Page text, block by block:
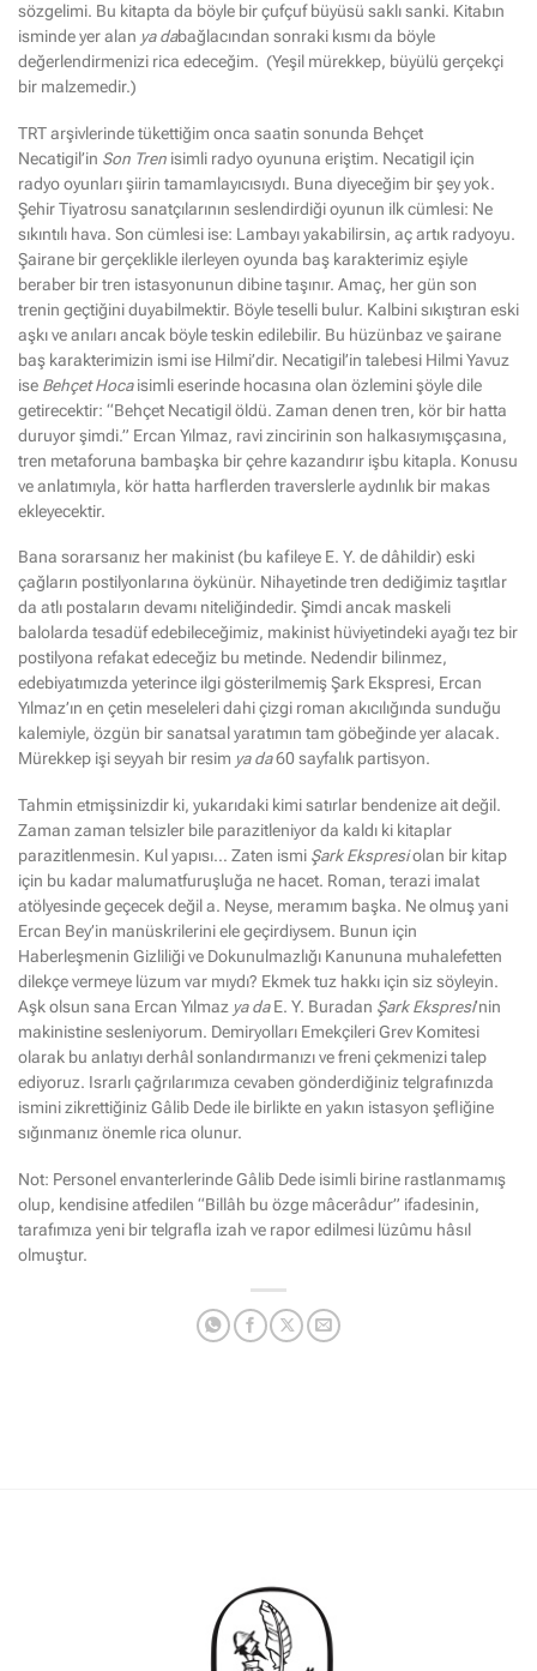
sözgelimi. Bu kitapta da böyle bir çufçuf büyüsü saklı sanki. Kitabın
isminde yer alan ya dabağlacından sonraki kısmı da böyle
değerlendirmenizi rica edeceğim. (Yeşil mürekkep, büyülü gerçekçi
bir malzemedir.)
TRT arşivlerinde tükettiğim onca saatin sonunda Behçet
Necatigil’in Son Tren isimli radyo oyununa eriştim. Necatigil için
radyo oyunları şiirin tamamlayıcısıydı. Buna diyeceğim bir şey yok.
Şehir Tiyatrosu sanatçılarının seslendirdiği oyunun ilk cümlesi: Ne
sıkıntılı hava. Son cümlesi ise: Lambayı yakabilirsin, aç artık radyoyu.
Şairane bir gerçeklikle ilerleyen oyunda baş karakterimiz eşiyle
beraber bir tren istasyonunun dibine taşınır. Amaç, her gün son
trenin geçtiğini duyabilmektir. Böyle teselli bulur. Kalbini sıkıştıran eski
aşkı ve anıları ancak böyle teskin edilebilir. Bu hüzünbaz ve şairane
baş karakterimizin ismi ise Hilmi’dir. Necatigil’in talebesi Hilmi Yavuz
ise Behçet Hocaisimli eserinde hocasına olan özlemini şöyle dile
getirecektir: “Behçet Necatigil öldü. Zaman denen tren, kör bir hatta
duruyor şimdi.” Ercan Yılmaz, ravi zincirinin son halkasıymışçasına,
tren metaforuna bambaşka bir çehre kazandırır işbu kitapla. Konusu
ve anlatımıyla, kör hatta harflerden traverslerle aydınlık bir makas
ekleyecektir.
Bana sorarsanız her makinist (bu kafileye E. Y. de dâhildir) eski
çağların postilyonlarına öykünür. Nihayetinde tren dediğimiz taşıtlar
da atlı postaların devamı niteliğindedir. Şimdi ancak maskeli
balolarda tesadüf edebileceğimiz, makinist hüviyetindeki ayağı tez bir
postilyona refakat edeceğiz bu metinde. Nedendir bilinmez,
edebiyatımızda yeterince ilgi gösterilmemiş Şark Ekspresi, Ercan
Yılmaz’ın en çetin meseleleri dahi çizgi roman akıcılığında sunduğu
kalemiyle, özgün bir sanatsal yaratımın tam göbeğinde yer alacak.
Mürekkep işi seyyah bir resim ya da60 sayfalık partisyon.
Tahmin etmişsinizdir ki, yukarıdaki kimi satırlar bendenize ait değil.
Zaman zaman telsizler bile parazitleniyor da kaldı ki kitaplar
parazitlenmesin. Kul yapısı… Zaten ismi Şark Ekspresiolan bir kitap
için bu kadar malumatfuruşluğa ne hacet. Roman, terazi imalat
atölyesinde geçecek değil a. Neyse, meramım başka. Ne olmuş yani
Ercan Bey’in manüskrilerini ele geçirdiysem. Bunun için
Haberleşmenin Gizliliği ve Dokunulmazlığı Kanununa muhalefetten
dilekçe vermeye lüzum var mıydı? Ekmek tuz hakkı için siz söyleyin.
Aşk olsun sana Ercan Yılmaz ya daE. Y. Buradan Şark Ekspresi’nin
makinistine sesleniyorum. Demiryolları Emekçileri Grev Komitesi
olarak bu anlatıyı derhâl sonlandırmanızı ve freni çekmenizi talep
ediyoruz. Israrlı çağrılarımıza cevaben gönderdiğiniz telgrafınızda
ismini zikrettiğiniz Gâlib Dede ile birlikte en yakın istasyon şefliğine
sığınmanız önemle rica olunur.
Not: Personel envanterlerinde Gâlib Dede isimli birine rastlanmamış
olup, kendisine atfedilen “Billâh bu özge mâcerâdur” ifadesinin,
tarafımıza yeni bir telgrafla izah ve rapor edilmesi lüzûmu hâsıl
olmuştur.